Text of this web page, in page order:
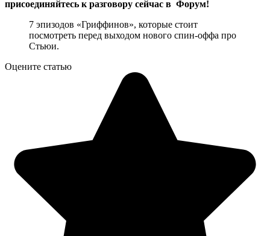
присоединяйтесь к разговору сейчас в Форум!
7 эпизодов «Гриффинов», которые стоит
посмотреть перед выходом нового спин-оффа про
Стьюи.
Оцените статью